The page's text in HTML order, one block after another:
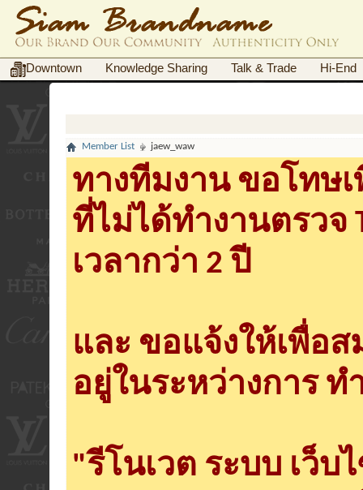
Downtown Knowledge Sharing Talk & Trade Hi-End
Member List jaew_waw
ทางทีมงาน ขอโทษ
ที่ไม่ได้ทำงานตรวจ
เวลากว่า 2 ปี
และ ขอแจ้งให้เพื่อ
อยู่ในระหว่างการ ท
"รีโนเวต ระบบ เว็บ